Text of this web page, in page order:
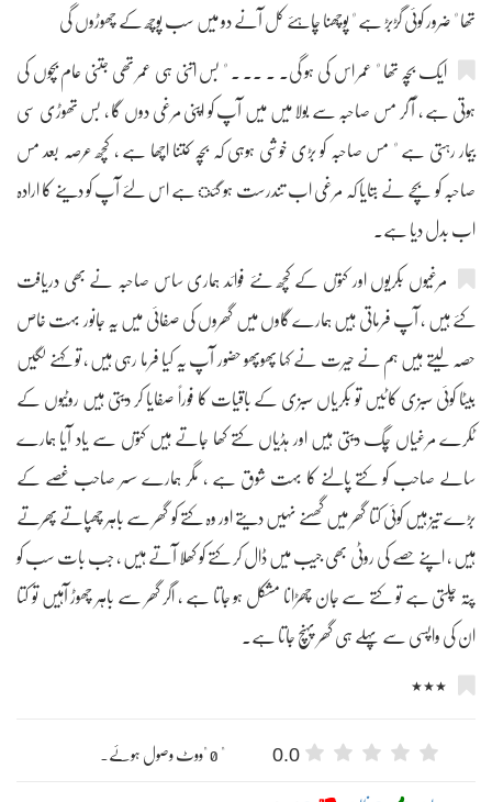
تھا " ضرور کوئی گڑبڑ ہے " پوچھنا چاہئے کل آنے دو میں سب پوچھ کے چھوڑوں گی
ایک بچہ تھا " عمر اس کی ہو گی۔ ۔ ۔۔ ۔ " بس اتنی ہی عمر تھی جتنی عام بچوں کی
ہوتی ہے ، آ کر مس صاحبہ سے بولا میں میں آپ کو اپنی مرغی دوں گا ، بس تھوڑی سی
بیمار رہتی ہے " مس صاحبہ کو بڑی خوشی ہوہی کہ بچہ کتنا اچھا ہے ، کچھ عرصہ بعد مس
صاحبہ کو بچے نے بتایا کہ مرغی اب تندرست ہو گئ ہے اس لئے آپ کو دینے کا ارادہ
اب بدل دیا ہے۔
مرغیوں بکریوں اور کتوں کے کچھ نئے فوائد ہماری ساس صاحبہ نے بھی دریافت
کئے ہیں ، آپ فرماتی ہیں ہمارے گاوں میں گھروں کی صفائی میں یہ جانور بہت خاص
حصہ لیتے ہیں ہم نے حیرت نے کہا پھوپھو حضور آپ یہ کیا فرما رہی ہیں ، تو کہنے لگیں
بیٹا کوئی سبزی کاٹیں تو بکریاں سبزی کے باقیات کا فوراً صفایا کر دیتی ہیں روٹیوں کے
ٹکرے مرغیاں چگ دیتی ہیں اور ہڈیاں کتے کھا جاتے ہیں کتوں سے یاد آیا ہمارے
سالے صاحب کو کتے پالنے کا بہت شوق ہے ، مگر ہمارے سسر صاحب غصے کے
بڑے تیز ہیں کوئی کتا گھر میں گھسنے نہیں دیتے اور وہ کتے کو گھر سے باہر چھپاتے پھرتے
ہیں ، اپنے حصے کی روٹی بھی جیب میں ڈال کر کتے کو کھلا آتے ہیں ، جب بات سب کو
پتہ چلتی ہے تو کتے سے جان چھڑانا مشکل ہو جاتا ہے ، اگر گھر سے باہر چھوڑ آہیں تو کتا
ان کی واپسی سے پہلے ہی گھر پہنچ جاتا ہے۔
٭٭٭
0.0 " 0 "ووٹ وصول ہوئے۔